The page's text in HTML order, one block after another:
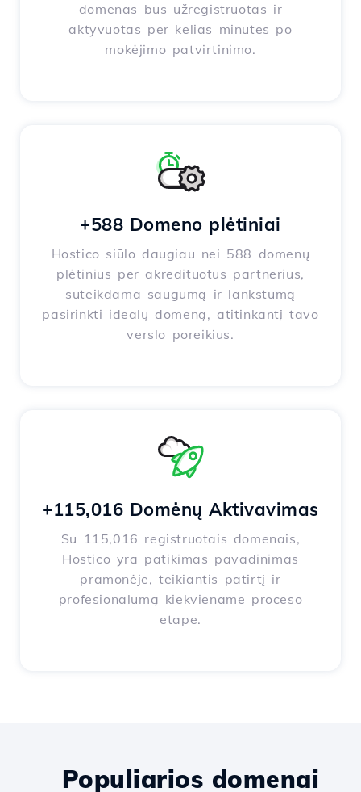
domenas bus užregistruotas ir
aktyvuotas per kelias minutes po
mokėjimo patvirtinimo.
+588 Domeno plėtiniai
Hostico siūlo daugiau nei 588 domenų
plėtinius per akredituotus partnerius,
suteikdama saugumą ir lankstumą
pasirinkti idealų domeną, atitinkantį tavo
verslo poreikius.
+115,016 Domėnų Aktivavimas
Su 115,016 registruotais domenais,
Hostico yra patikimas pavadinimas
pramonėje, teikiantis patirtį ir
profesionalumą kiekviename proceso
etape.
Populiarios domenai